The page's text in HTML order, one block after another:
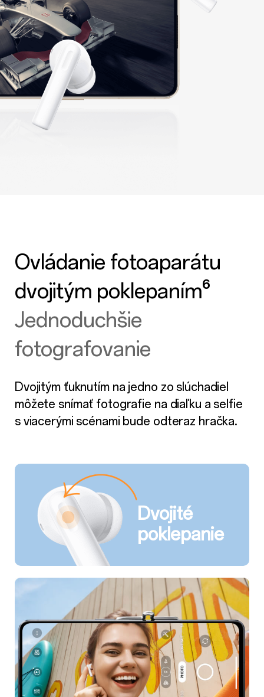
Ovládanie fotoaparátu
dvojitým poklepaním⁶
Jednoduchšie
fotografovanie
Dvojitým ťuknutím na jedno zo slúchadiel
môžete snímať fotografie na diaľku a selfie
s viacerými scénami bude odteraz hračka.
Dvojité
poklepanie